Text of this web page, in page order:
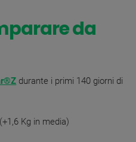
da
durante i primi 140 giorni di
Kg in media)